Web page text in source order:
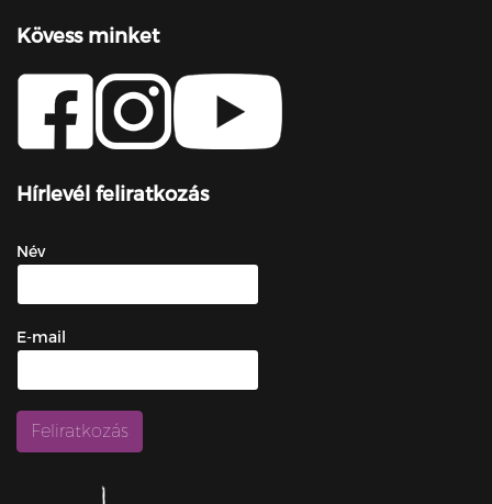
Kövess minket
Hírlevél feliratkozás
Név
E-mail